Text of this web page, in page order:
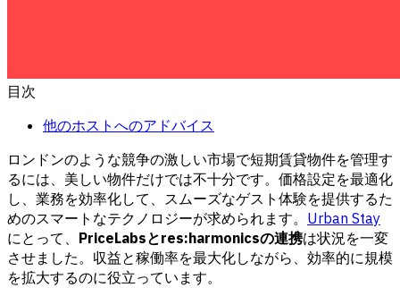
目次
他のホストへのアドバイス
ロンドンのような競争の激しい市場で短期賃貸物件を管理す
るには、美しい物件だけでは不十分です。価格設定を最適化
し、業務を効率化して、スムーズなゲスト体験を提供するた
めのスマートなテクノロジーが求められます。 Urban Stay
にとって、 PriceLabsとres:harmonicsの連携は状況を一変
させました。収益と稼働率を最大化しながら、効率的に規模
を拡大するのに役立っています。